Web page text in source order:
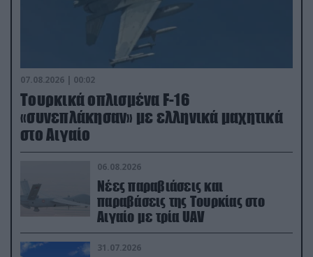
07.08.2026 | 00:02
Τουρκικά οπλισμένα F-16
«συνεπλάκησαν» με ελληνικά μαχητικά
στο Αιγαίο
06.08.2026
Νέες παραβιάσεις και
παραβάσεις της Τουρκίας στο
Αιγαίο με τρία UAV
31.07.2026